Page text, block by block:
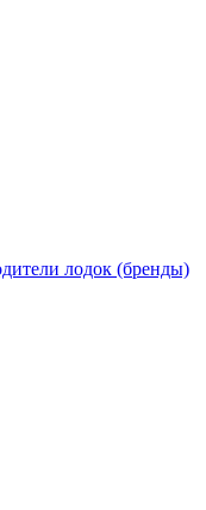
лодок (бренды)